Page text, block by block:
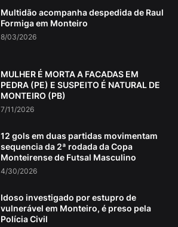
Multidão acompanha despedida de Raul
Formiga em Monteiro
8/03/2026
MULHER É MORTA A FACADAS EM
PEDRA (PE) E SUSPEITO É NATURAL DE
MONTEIRO (PB)
7/11/2026
12 gols em duas partidas movimentam
sequencia da 2ª rodada da Copa
Monteirense de Futsal Masculino
4/30/2026
Idoso investigado por estupro de
vulnerável em Monteiro, é preso pela
Polícia Civil